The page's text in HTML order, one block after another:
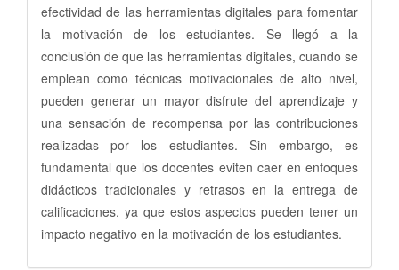
efectividad de las herramientas digitales para fomentar
la motivación de los estudiantes. Se llegó a la
conclusión de que las herramientas digitales, cuando se
emplean como técnicas motivacionales de alto nivel,
pueden generar un mayor disfrute del aprendizaje y
una sensación de recompensa por las contribuciones
realizadas por los estudiantes. Sin embargo, es
fundamental que los docentes eviten caer en enfoques
didácticos tradicionales y retrasos en la entrega de
calificaciones, ya que estos aspectos pueden tener un
impacto negativo en la motivación de los estudiantes.